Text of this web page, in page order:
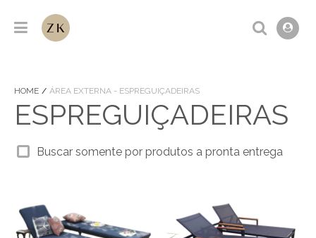
HOME ÁREA EXTERNA - ESPREGUIÇADEIRAS
ESPREGUIÇADEIRAS
Buscar somente por produtos a pronta entrega